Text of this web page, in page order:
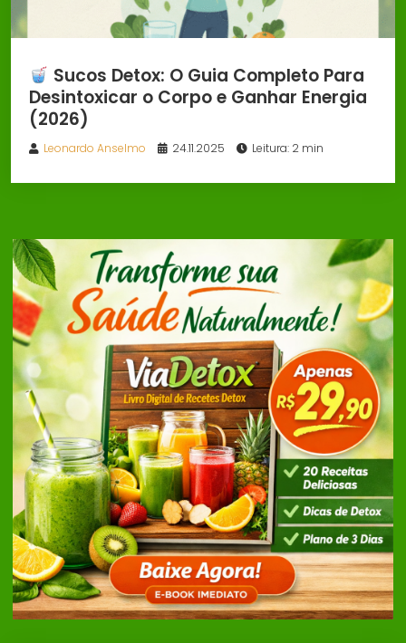
Sucos Detox: O Guia Completo Para
Desintoxicar o Corpo e Ganhar Energia
(2026)
Leonardo Anselmo 24.11.2025 Leitura: 2 min